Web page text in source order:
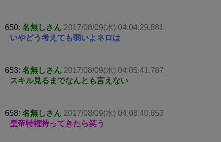
650: 名無しさん 2017/08/09(水) 04:04:29.881
いやどう考えても弱いよネロは
653: 名無しさん 2017/08/09(水) 04:05:41.787
スキル見るまでなんとも言えない
658: 名無しさん 2017/08/09(水) 04:08:40.653
皇帝特権持ってきたら笑う